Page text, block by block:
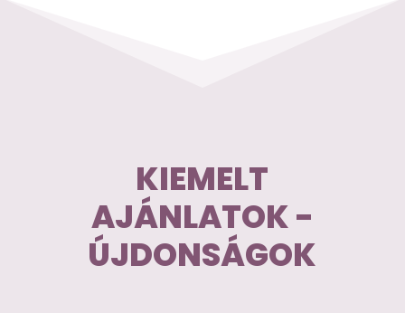
KIEMELT
AJÁNLATOK -
ÚJDONSÁGOK